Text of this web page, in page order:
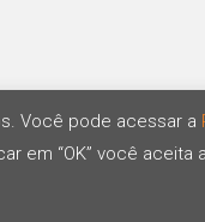
Você pode acessar a
em “OK” você aceita